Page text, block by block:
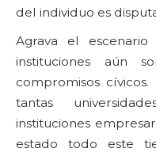
del individuo es
Agrava el
instituciones aún
compromisos cívicos.
tantas
instituciones
estado todo este